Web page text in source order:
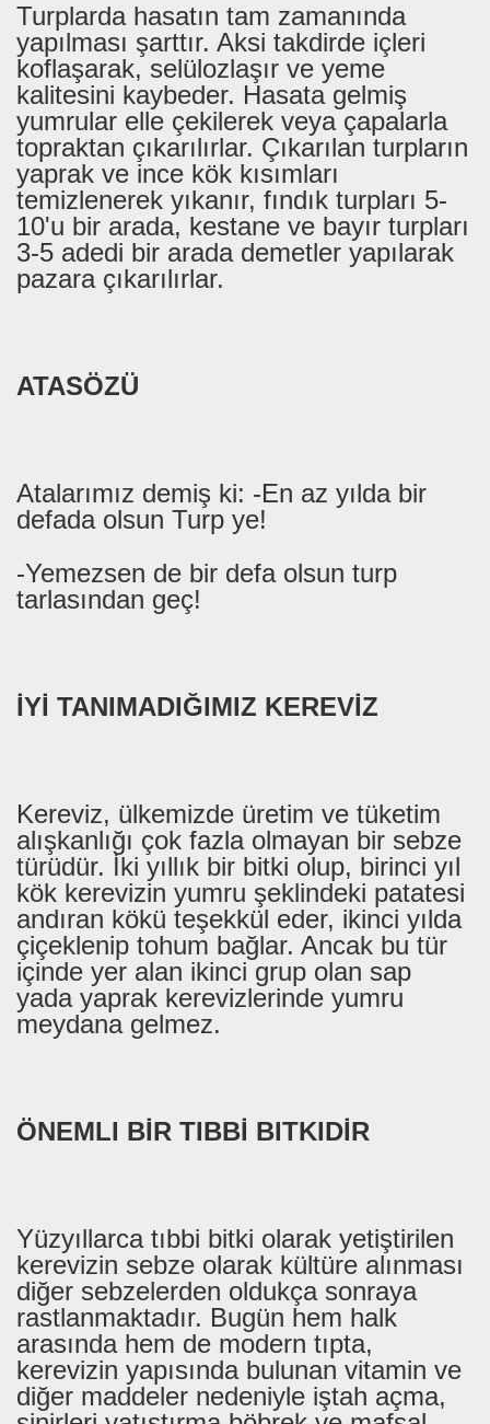
Turplarda hasatın tam zamanında
yapılması şarttır. Aksi takdirde içleri
koflaşarak, selülozlaşır ve yeme
kalitesini kaybeder. Hasata gelmiş
yumrular elle çekilerek veya çapalarla
topraktan çıkarılırlar. Çıkarılan turpların
yaprak ve ince kök kısımları
temizlenerek yıkanır, fındık turpları 5-
10'u bir arada, kestane ve bayır turpları
3-5 adedi bir arada demetler yapılarak
pazara çıkarılırlar.
ATASÖZÜ
Atalarımız demiş ki: -En az yılda bir
defada olsun Turp ye!
-Yemezsen de bir defa olsun turp
tarlasından geç!
İYİ TANIMADIĞIMIZ KEREVİZ
Kereviz, ülkemizde üretim ve tüketim
alışkanlığı çok fazla olmayan bir sebze
türüdür. İki yıllık bir bitki olup, birinci yıl
kök kerevizin yumru şeklindeki patatesi
andıran kökü teşekkül eder, ikinci yılda
çiçeklenip tohum bağlar. Ancak bu tür
içinde yer alan ikinci grup olan sap
yada yaprak kerevizlerinde yumru
meydana gelmez.
ÖNEMLI BİR TIBBİ BITKIDİR
Yüzyıllarca tıbbi bitki olarak yetiştirilen
kerevizin sebze olarak kültüre alınması
diğer sebzelerden oldukça sonraya
rastlanmaktadır. Bugün hem halk
arasında hem de modern tıpta,
kerevizin yapısında bulunan vitamin ve
diğer maddeler nedeniyle iştah açma,